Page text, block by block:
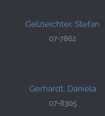
Gelzleichter, Stefan
07-7862
Gerhardt, Daniela
07-8305